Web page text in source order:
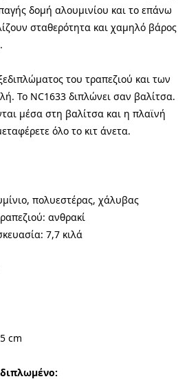
δομή αλουμινίου και το επάνω
σταθερότητα και χαμηλό βάρος
του τραπεζιού και των
Το NC1633 διπλώνει σαν βαλίτσα.
μέσα στη βαλίτσα και η πλαϊνή
όλο το κιτ άνετα.
πολυεστέρας, χάλυβας
ανθρακί
7,7 κιλά
cm
διπλωμένο: